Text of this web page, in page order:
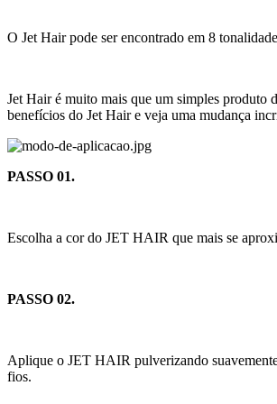
O Jet Hair pode ser encontrado em 8
Jet Hair é muito mais que um simples produto
benefícios do Jet Hair e veja uma mudança
PASSO 01.
Escolha a cor do JET HAIR que mais se
PASSO 02.
Aplique o JET HAIR pulverizando suavemente
fios.